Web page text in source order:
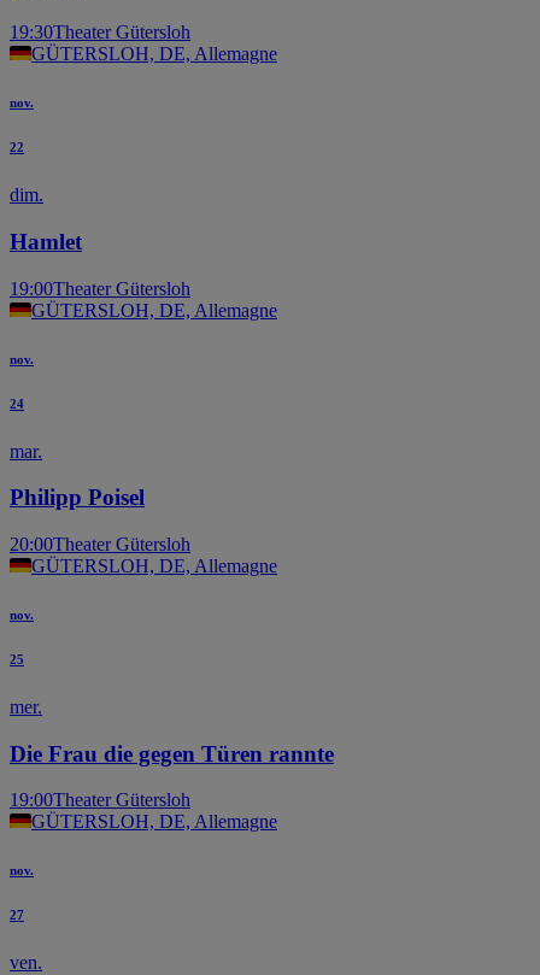
19:30Theater Gütersloh
GÜTERSLOH, DE, Allemagne
nov.
22
dim.
Hamlet
19:00Theater Gütersloh
GÜTERSLOH, DE, Allemagne
nov.
24
mar.
Philipp Poisel
20:00Theater Gütersloh
GÜTERSLOH, DE, Allemagne
nov.
25
mer.
Die Frau die gegen Türen rannte
19:00Theater Gütersloh
GÜTERSLOH, DE, Allemagne
nov.
27
ven.